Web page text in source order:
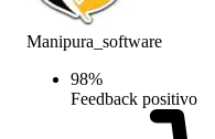
Manipura_software
98%
Feedback positivo